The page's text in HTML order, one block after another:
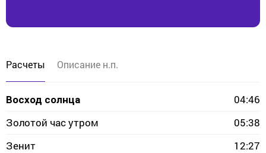
Расчеты Описание н.п.
Восход солнца
04:46
Золотой час утром
05:38
Зенит
12:27